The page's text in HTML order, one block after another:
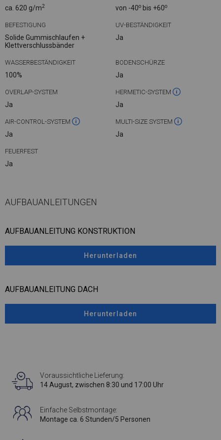
ca. 620 g/m2 von -40o bis +60o
BEFESTIGUNG
Solide Gummischlaufen +
Klettverschlussbänder
UV-BESTÄNDIGKEIT
Ja
WASSERBESTÄNDIGKEIT
100%
BODENSCHÜRZE
Ja
OVERLAP-SYSTEM
Ja
HERMETIC-SYSTEM
Ja
AIR-CONTROL-SYSTEM
Ja
MULTI-SIZE SYSTEM
Ja
FEUERFEST
Ja
AUFBAUANLEITUNGEN
AUFBAUANLEITUNG KONSTRUKTION
Herunterladen
AUFBAUANLEITUNG DACH
Herunterladen
Voraussichtliche Lieferung:
14 August, zwischen 8:30 und 17:00 Uhr
Einfache Selbstmontage:
Montage ca. 6 Stunden/5 Personen